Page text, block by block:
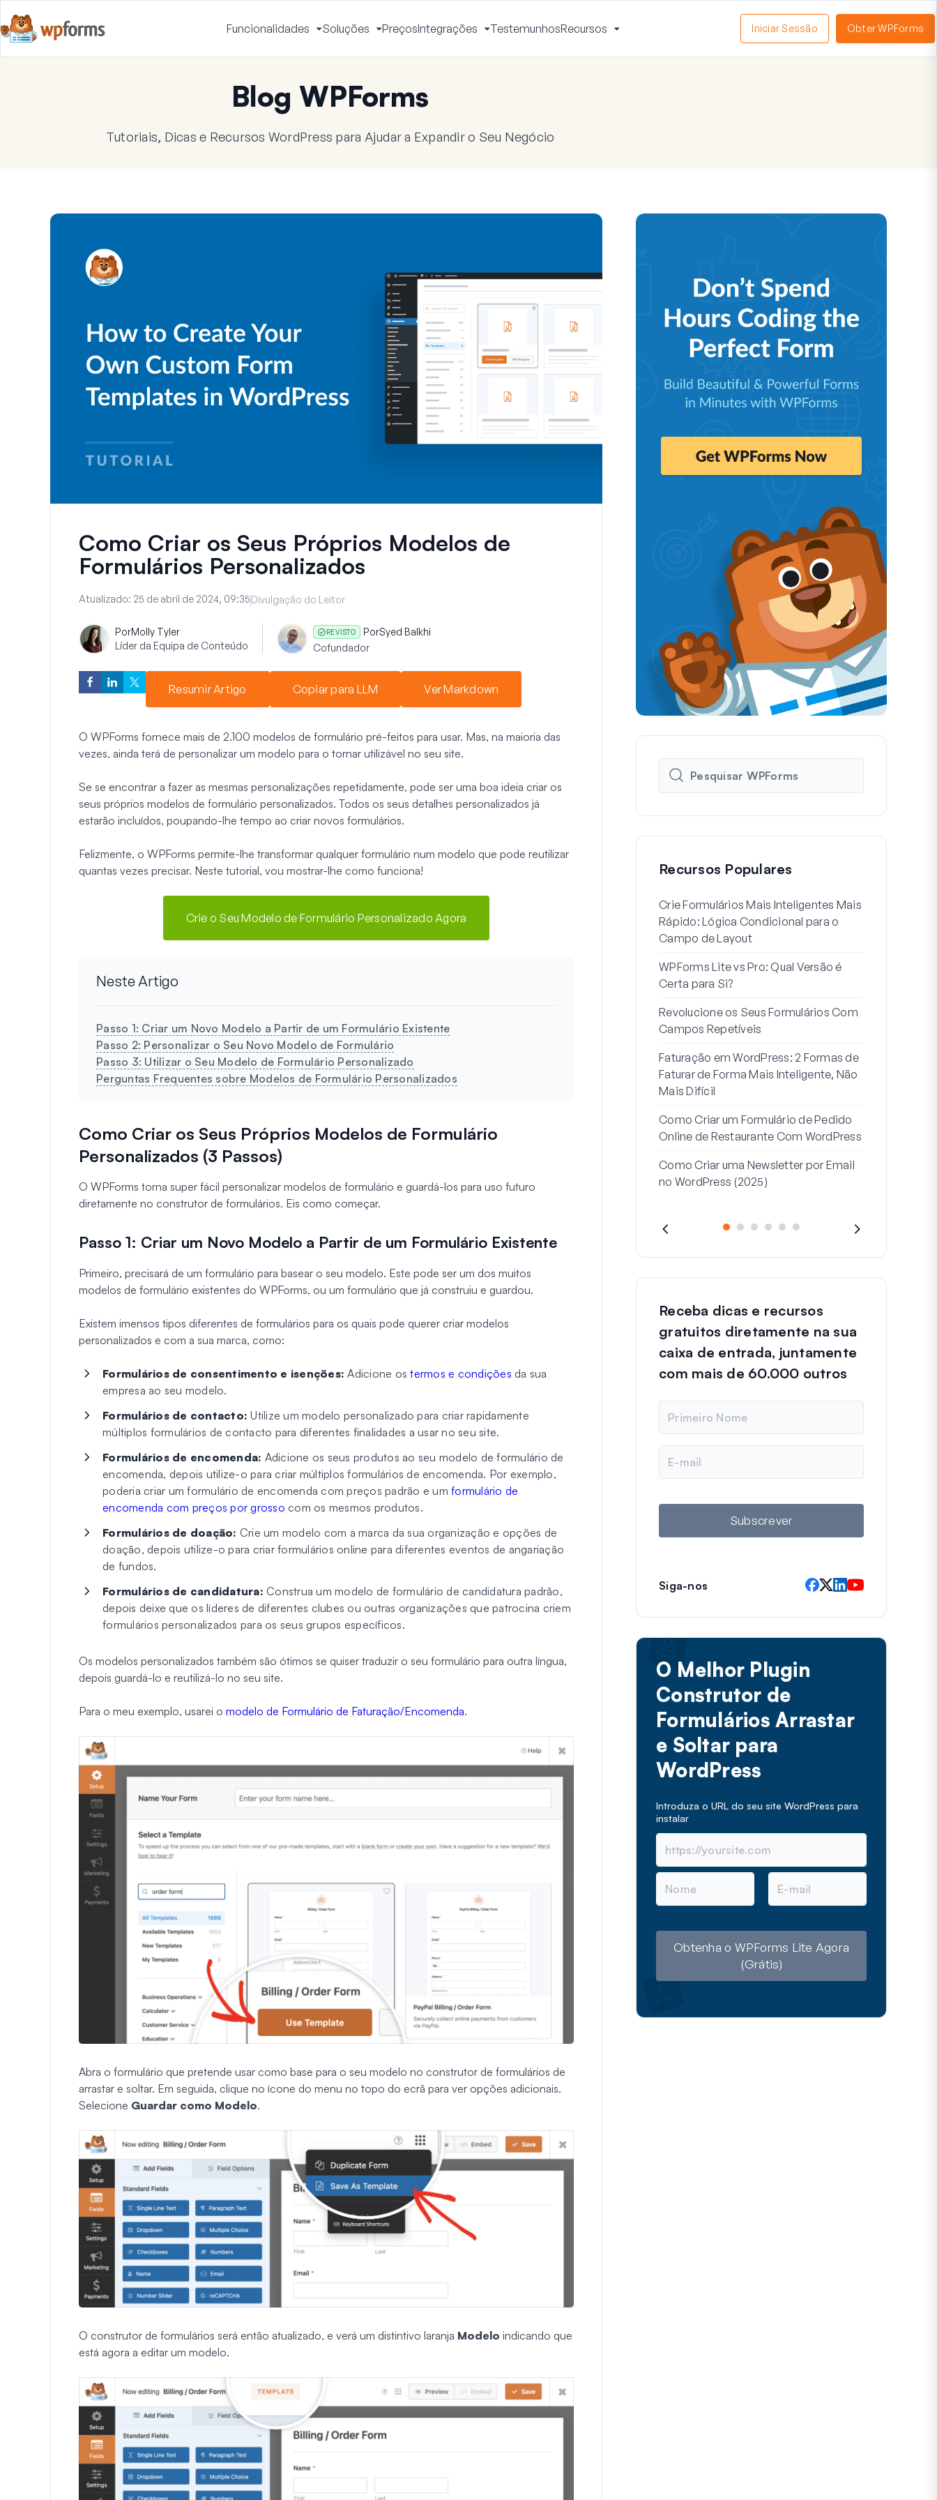
Funcionalidades
Ativar
Menu
Soluções
Ativar
Menu
PreçosIntegrações
Ativar
Menu
TestemunhosRecursos
Menu
Iniciar Sessão Obter WPForms
Blog WPForms
Tutoriais, Dicas e Recursos WordPress para Ajudar a Expandir o Seu Negócio
Como Criar os Seus Próprios Modelos de
Formulários Personalizados
Atualizado: 25 de abril de 2024, 09:35Divulgação do Leitor
PorMolly Tyler
Líder da Equipa de Conteúdo
REVISTO PorSyed Balkhi
Cofundador
Resumir Artigo Copiar para LLM Ver Markdown
O WPForms fornece mais de 2.100 modelos de formulário pré-feitos para usar. Mas, na maioria das
vezes, ainda terá de personalizar um modelo para o tornar utilizável no seu site.
Se se encontrar a fazer as mesmas personalizações repetidamente, pode ser uma boa ideia criar os
seus próprios modelos de formulário personalizados. Todos os seus detalhes personalizados já
estarão incluídos, poupando-lhe tempo ao criar novos formulários.
Felizmente, o WPForms permite-lhe transformar qualquer formulário num modelo que pode reutilizar
quantas vezes precisar. Neste tutorial, vou mostrar-lhe como funciona!
Crie o Seu Modelo de Formulário Personalizado Agora
Neste Artigo
Passo 1: Criar um Novo Modelo a Partir de um Formulário Existente
Passo 2: Personalizar o Seu Novo Modelo de Formulário
Passo 3: Utilizar o Seu Modelo de Formulário Personalizado
Perguntas Frequentes sobre Modelos de Formulário Personalizados
Como Criar os Seus Próprios Modelos de Formulário
Personalizados (3 Passos)
O WPForms torna super fácil personalizar modelos de formulário e guardá-los para uso futuro
diretamente no construtor de formulários. Eis como começar.
Passo 1: Criar um Novo Modelo a Partir de um Formulário Existente
Primeiro, precisará de um formulário para basear o seu modelo. Este pode ser um dos muitos
modelos de formulário existentes do WPForms, ou um formulário que já construiu e guardou.
Existem imensos tipos diferentes de formulários para os quais pode querer criar modelos
personalizados e com a sua marca, como:
Formulários de consentimento e isenções: Adicione ostermos e condições da sua
empresa ao seu modelo.
Formulários de contacto: Utilize um modelo personalizado para criar rapidamente
múltiplos formulários de contacto para diferentes finalidades a usar no seu site.
Formulários de encomenda: Adicione os seus produtos ao seu modelo de formulário de
encomenda, depois utilize-o para criar múltiplos formulários de encomenda. Por exemplo,
poderia criar um formulário de encomenda com preços padrão e um formulário de
encomenda com preços por grosso com os mesmos produtos.
Formulários de doação: Crie um modelo com a marca da sua organização e opções de
doação, depois utilize-o para criar formulários online para diferentes eventos de angariação
de fundos.
Formulários de candidatura: Construa um modelo de formulário de candidatura padrão,
depois deixe que os líderes de diferentes clubes ou outras organizações que patrocina criem
formulários personalizados para os seus grupos específicos.
Os modelos personalizados também são ótimos se quiser traduzir o seu formulário para outra língua,
depois guardá-lo e reutilizá-lo no seu site.
Para o meu exemplo, usarei o modelo de Formulário de Faturação/Encomenda.
Abra o formulário que pretende usar como base para o seu modelo no construtor de formulários de
arrastar e soltar. Em seguida, clique no ícone do menu no topo do ecrã para ver opções adicionais.
Selecione Guardar como Modelo.
O construtor de formulários será então atualizado, e verá um distintivo laranja Modelo indicando que
está agora a editar um modelo.
Recursos Populares
Crie Formulários Mais Inteligentes Mais
Rápido: Lógica Condicional para o
Campo de Layout
WPForms Lite vs Pro: Qual Versão é
Certa para Si?
Revolucione os Seus Formulários Com
Campos Repetíveis
Faturação em WordPress: 2 Formas de
Faturar de Forma Mais Inteligente, Não
Mais Difícil
Como Criar um Formulário de Pedido
Online de Restaurante Com WordPress
Como Criar uma Newsletter por Email
no WordPress (2025)
Receba dicas e recursos
gratuitos diretamente na sua
caixa de entrada, juntamente
com mais de 60.000 outros
m
e
a
l
Subscrever
Siga-nos
O Melhor Plugin
Construtor de
Formulários Arrastar
e Soltar para
WordPress
Introduza o URL do seu site WordPress para
instalar
N
m
E
a
Obtenha o WPForms Lite Agora
(Grátis)